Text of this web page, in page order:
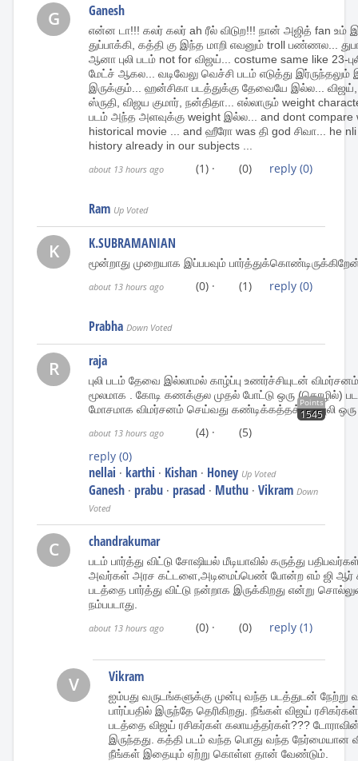
G Ganesh
என்ன டா!!! கலர் கலர் ah ரீல் விடுற!!! நான் அஜித் fan உம்
துப்பாக்கி, கத்தி கு இந்த மாறி எவனும் troll பண்ணல...
ஆனா புலி படம் not for விஜய்... costume same like 23-
மேட்ச் ஆகல... வடிவேலு வெச்சி படம் எடுத்து இர்ருந்தலும்
இருக்கும்... ஹன்சிகா படத்துக்கு தேவையே இல்ல...
ஸ்ருதி, விஜய குமார், நன்திதா... எல்லாரும் weight
படம் அந்த அளவுக்கு weight இல்ல... and dont compare
historical movie ... and ஹீரோ was தி god சிவா... he
history already in our subjects ...
about 13 hours ago (1) · (0) reply (0)
Ram Up Voted
K K.SUBRAMANIAN
மூன்றாது முறையாக இப்பபவும்
about 13 hours ago (0) · (1) reply (0)
Prabha Down Voted
R raja
புலி படம் தேவை இல்லாமல் காழ்ப்பு உணர்ச்சியுடன்
மூலமாக . கோடி கணக்குல முதல் போட்டு ஒரு (தொழில்)
மோசமாக விமர்சனம் செய்வது கண்டிக்கத்தக்கது.புலி
Points
1545
about 13 hours ago (4) ·
(5)
reply (0)
nellai · karthi · Kishan · Honey Up Voted
Ganesh · prabu · prasad · Muthu · Vikram Down
Voted
C chandrakumar
படம் பார்த்து விட்டு சோஷியல் மீடியாவில் கருத்து
அவர்கள் அரச கட்டளை,அடிமைப்பெண் போன்ற எம் ஜி ஆர்
படத்தை பார்த்து விட்டு நன்றாக இருக்கிறது என்று
நம்பபடாது.
about 13 hours ago (0) · (0) reply (1)
V Vikram
ஐம்பது வருடங்களுக்கு முன்பு வந்த படத்துடன் நேற்று
பார்ப்பதில் இருந்தே தெரிகிறது. நீங்கள் விஜய்
படத்தை விஜய் ரசிகர்கள் கலாயத்தர்கள்???
இருந்தது. கத்தி படம் வந்த பொது வந்த
நீங்கள் இதையும் ஏற்று கொள்ள தான் வேண்டும்.